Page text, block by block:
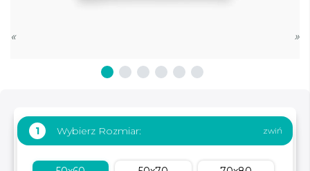
« »
1 Wybierz Rozmiar: